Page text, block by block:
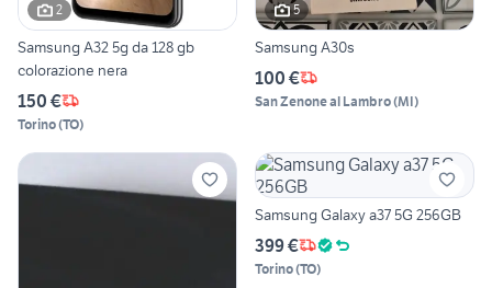
2
Samsung A32 5g da 128 gb
colorazione nera
150 €
Torino(TO)
5
Samsung A30s
100 €
San Zenone al Lambro(MI)
Samsung Galaxy a37 5G 256GB
399 €
Torino(TO)